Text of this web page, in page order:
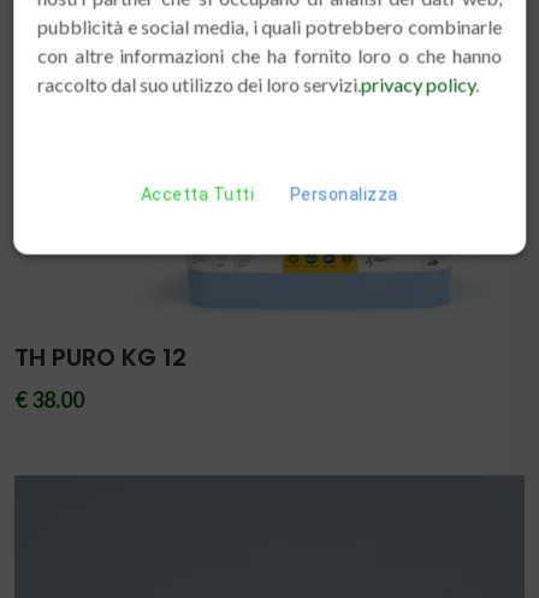
TH PURO KG 12
€ 38.00
pubblicità e social media, i quali potrebbero combinarle
con altre informazioni che ha fornito loro o che hanno
raccolto dal suo utilizzo dei loro servizi.privacy policy.
Accetta Tutti Personalizza